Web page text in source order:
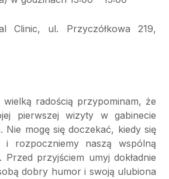
Clinic, ul. Przyczółkowa 219,
radością przypominam, że
pierwszej wizyty w gabinecie
Nie mogę się doczekać, kiedy się
rozpoczniemy naszą wspólną
przyjściem umyj dokładnie
dobry humor i swoją ulubiona